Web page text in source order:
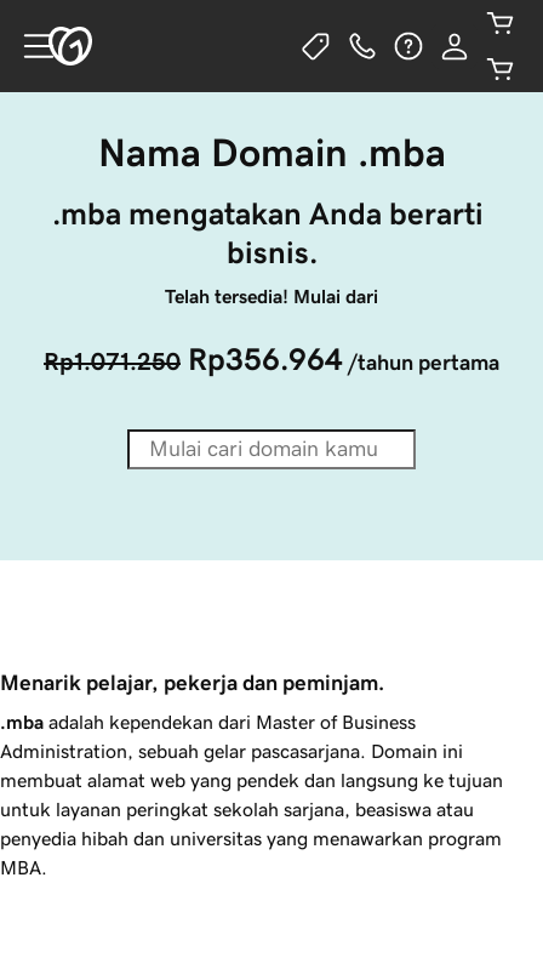
Nama Domain .mba
.mba mengatakan Anda berarti
bisnis.
Telah tersedia! Mulai dari
Rp1.071.250 Rp356.964 /tahun pertama
Menarik pelajar, pekerja dan peminjam.
.mba adalah kependekan dari Master of Business
Administration, sebuah gelar pascasarjana. Domain ini
membuat alamat web yang pendek dan langsung ke tujuan
untuk layanan peringkat sekolah sarjana, beasiswa atau
penyedia hibah dan universitas yang menawarkan program
MBA.